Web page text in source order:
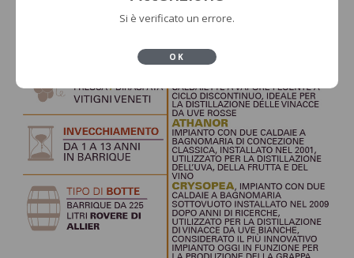
Si è verificato un errore.
OK